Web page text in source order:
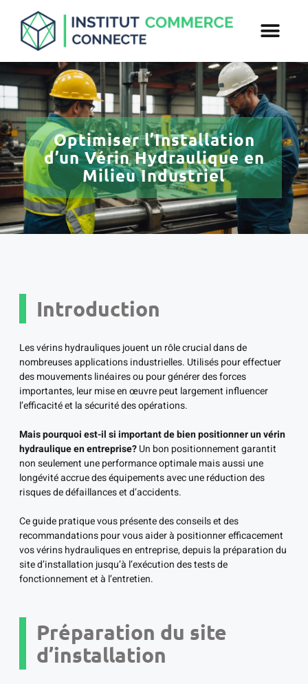
Optimiser l’Installation
d’un Vérin Hydraulique en
Milieu Industriel
Introduction
Les vérins hydrauliques jouent un rôle crucial dans de
nombreuses applications industrielles. Utilisés pour effectuer
des mouvements linéaires ou pour générer des forces
importantes, leur mise en œuvre peut largement influencer
l’efficacité et la sécurité des opérations.
Mais pourquoi est-il si important de bien positionner un vérin
hydraulique en entreprise?Un bon positionnement garantit
non seulement une performance optimale mais aussi une
longévité accrue des équipements avec une réduction des
risques de défaillances et d’accidents.
Ce guide pratique vous présente des conseils et des
recommandations pour vous aider à positionner efficacement
vos vérins hydrauliques en entreprise, depuis la préparation du
site d’installation jusqu’à l’exécution des tests de
fonctionnement et à l’entretien.
Préparation du site
d’installation